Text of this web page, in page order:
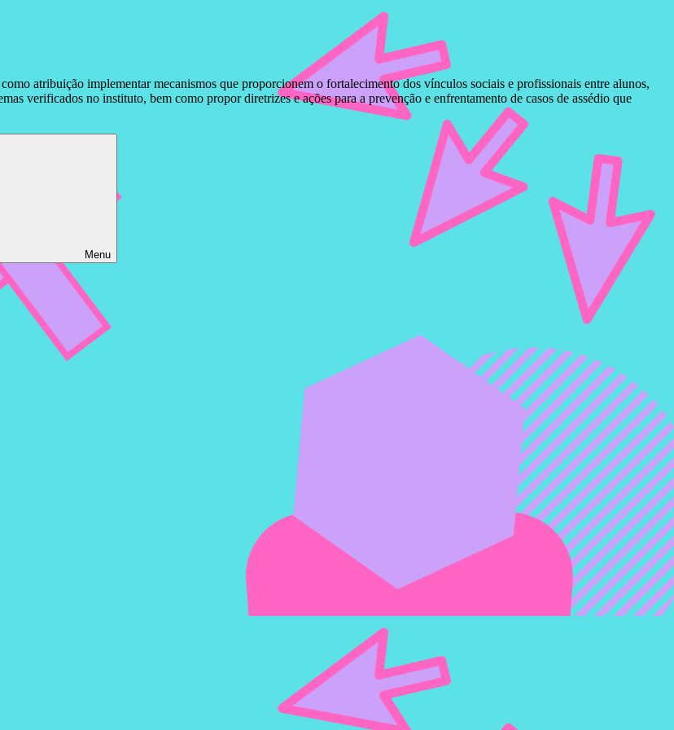
atribuição implementar mecanismos que proporcionem o fortalecimento dos vínculos sociais e profissionais entre alunos,
verificados no instituto, bem como propor diretrizes e ações para a prevenção e enfrentamento de casos de assédio que
Menu